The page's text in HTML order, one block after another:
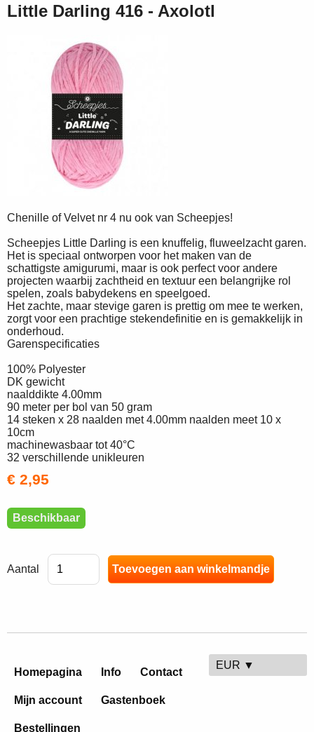
Little Darling 416 - Axolotl
Chenille of Velvet nr 4 nu ook van Scheepjes!
Scheepjes Little Darling is een knuffelig, fluweelzacht garen.
Het is speciaal ontworpen voor het maken van de
schattigste amigurumi, maar is ook perfect voor andere
projecten waarbij zachtheid en textuur een belangrijke rol
spelen, zoals babydekens en speelgoed.
Het zachte, maar stevige garen is prettig om mee te werken,
zorgt voor een prachtige stekendefinitie en is gemakkelijk in
onderhoud.
Garenspecificaties
100% Polyester
DK gewicht
naalddikte 4.00mm
90 meter per bol van 50 gram
14 steken x 28 naalden met 4.00mm naalden meet 10 x
10cm
machinewasbaar tot 40°C
32 verschillende unikleuren
€ 2,95
Beschikbaar
Aantal
Homepagina Info Contact
Mijn account Gastenboek
Bestellingen
EUR ▼